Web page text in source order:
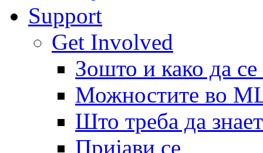
Support
Get Involved
Зошто и како да
Можностите во
Што треба да
Пријави се